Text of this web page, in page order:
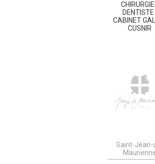
DENTISTE
CABINET
CUSNIR
Saint-Jean-